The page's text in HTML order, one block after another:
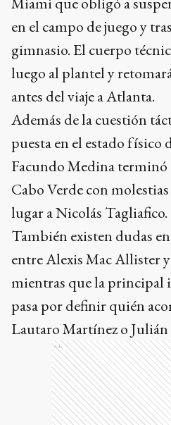
en el campo de juego y
gimnasio. El cuerpo
luego al plantel y
antes del viaje a Atlanta.
Además de la cuestión
puesta en el estado físico
Facundo Medina
Cabo Verde con
lugar a Nicolás Tagliafico.
También existen dudas
entre Alexis Mac Allister
mientras que la principal
pasa por definir quién
Lautaro Martínez o Julián
Ads